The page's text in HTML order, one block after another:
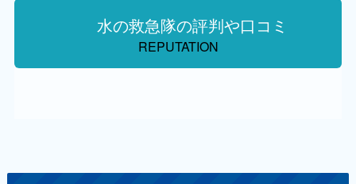
水の救急隊の評判や口コミ
REPUTATION